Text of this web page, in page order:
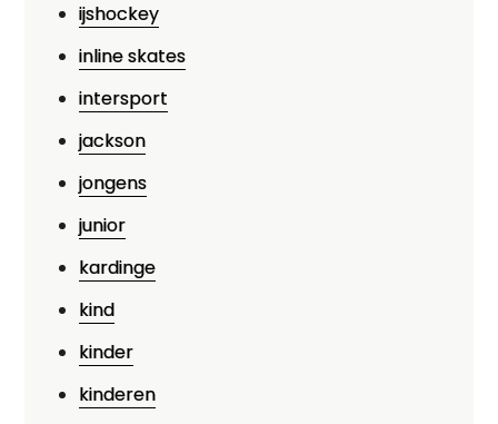
ijshockey
inline skates
intersport
jackson
jongens
junior
kardinge
kind
kinder
kinderen